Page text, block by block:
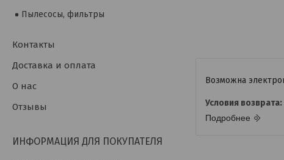
Подробнее
Пылесосы, фильтры
Контакты
Доставка и оплата
О нас
Отзывы
ИНФОРМАЦИЯ ДЛЯ ПОКУПАТЕЛЯ